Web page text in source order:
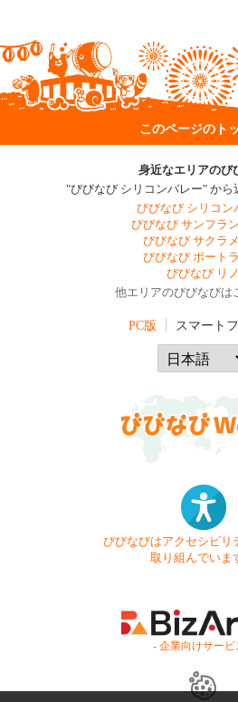
このページのト
身近なエリアのび
"びびなび シリコンバレー" から
びびなび シリコン
びびなび サンフラ
びびなび サクラ
びびなび ポート
びびなび リノ
他エリアのびびなびは
PC版 スマート
びびなびはアクセシビリ
取り組んでいま
- 企業向けサービ